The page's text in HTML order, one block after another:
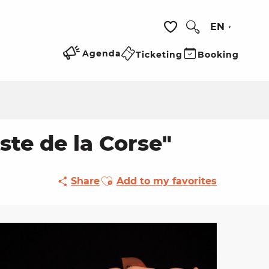
Voir les favoris
EN
Agenda Ticketing Booking
de la Corse"
ShareAjouter aux favoris
Add to my favorites